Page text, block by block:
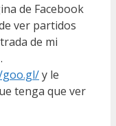
de Facebook
ver partidos
de mi
y le
tenga que ver